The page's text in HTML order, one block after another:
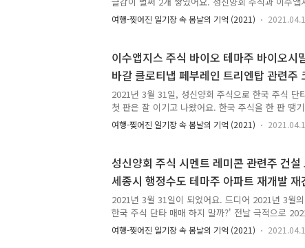
밀렸어요. 2021년 3월 31일 단타 매매 일기 밀린 것
는 그동안 밀린 것을 부지런히 써야 했어요. 아직도
아 있었어요. "이거 언제 다 해치우지?" 솔직히 이
기 싫어져요. 글 하나 쓴다고 해서 끝이 가까워지지
없었어요. 이미 한국 주식 단타 매매를 두 번이나
어요. 아무리 노력해도 글 쓸 건 자꾸 밀려만 갔어요
여행-찢어진 일기장 속 봄날의 기억 (2021)
이수앱지스 주식 바이오 테마주 바이오시
바갈 클로티냅 페부레인 트리엔탑 관련주
푸트니크V 테마주 2021년 3월 31일 단타
2021년 3월 31일, 성신양회 주식으로 한국 주식 단
첫 판은 잘 이기고 나왔어요. 한국 주식을 한 판 땡
연기금이고 기관이고 외국인이고 큰 손 개미고 조막
주식을 땡기면서 잭팟 나오라고 소리치고 있었어요.
요. "손맛 또 보고 싶은데..." 바로 얼마 전까지만 해
기려고 했어요. 그런 거 없어졌어요. 원래 돈을 벌려
빠른 태세전환에 돈만 된다면 우량주고 개잡주고 신
열린 마인드가 필요해요. 성신양회 주식에서 느꼈
여행-찢어진 일기장 속 봄날의 기억 (2021)
성신양회 주식 시멘트 레미콘 관련주 건
세종시 행정수도 테마주 아파트 재개발
경협 대북지원 테마주 2021년 3월 31일
2021년 3월 31일이 되었어요. 드디어 2021년 3월
한국 주식 단타 매매 하지 말까?' 전날 극적으로
매 성적을 양전시켰어요. 이제 2021년 3월에도 한국
어요. 하루만 주식을 하지 않고 가만히 있으면 잘 끝
여행-찢어진 일기장 속 봄날의 기억 (2021)